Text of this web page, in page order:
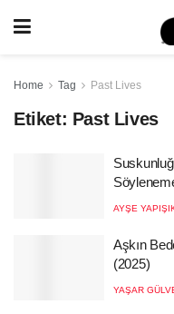
Home Tag Past Lives
Etiket: Past Lives
AYŞE
Aşkın
(2025)
YAŞAR